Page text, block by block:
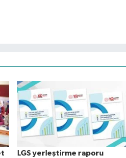
LGS yerleştirme raporu